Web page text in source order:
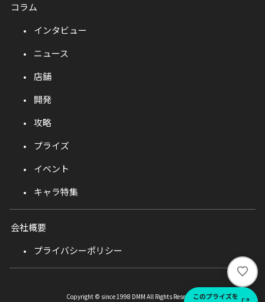
い
い
このプライズを
コラム
インタビュー
ニュース
店舗
開発
攻略
プライズ
イベント
キャラ特集
会社概要
プライバシーポリシー
Copyright © since 1998 DMM All Rights Reserved.